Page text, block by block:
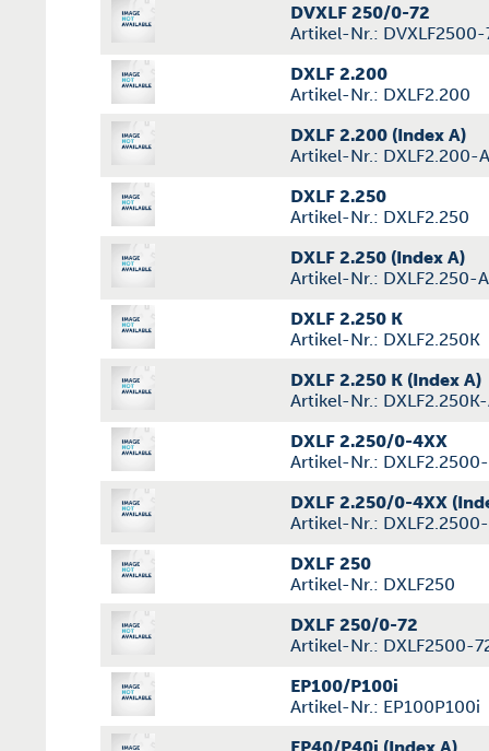
DVXLF 250/0-72
Artikel-Nr.: DVXLF2500-
DXLF 2.200
Artikel-Nr.: DXLF2.200
DXLF 2.200 (Index A)
Artikel-Nr.: DXLF2.200-A
DXLF 2.250
Artikel-Nr.: DXLF2.250
DXLF 2.250 (Index A)
Artikel-Nr.: DXLF2.250-A
DXLF 2.250 K
Artikel-Nr.: DXLF2.250K
DXLF 2.250 K (Index A)
Artikel-Nr.:
DXLF 2.250/0-4XX
Artikel-Nr.:
DXLF 2.250/0-4XX
Artikel-Nr.:
DXLF 250
Artikel-Nr.: DXLF250
DXLF 250/0-72
Artikel-Nr.: DXLF2500-
EP100/P100i
Artikel-Nr.: EP100P100i